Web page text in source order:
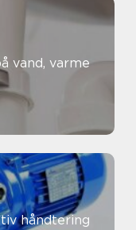
håndtering